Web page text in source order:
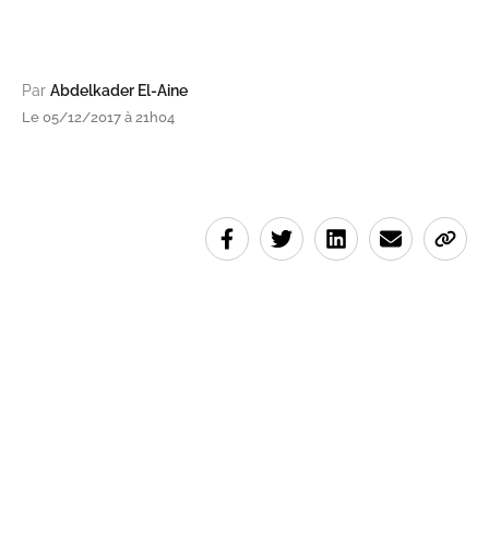
Par Abdelkader El-Aine
Le 05/12/2017 à 21h04